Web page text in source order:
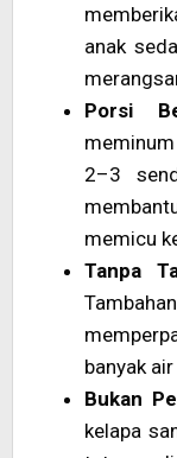
anak
Porsi
2–3
memicu
Tanpa
banyak
Bukan
kelapa